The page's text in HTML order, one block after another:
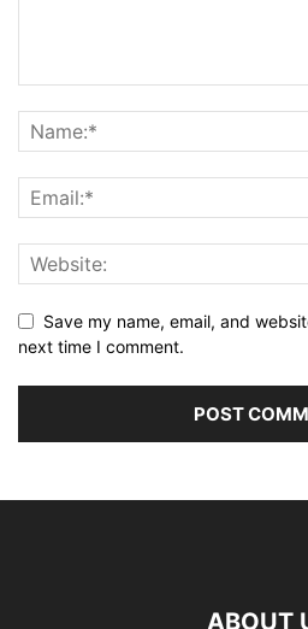
Save my name, email, and
next time I comment.
ABOUT